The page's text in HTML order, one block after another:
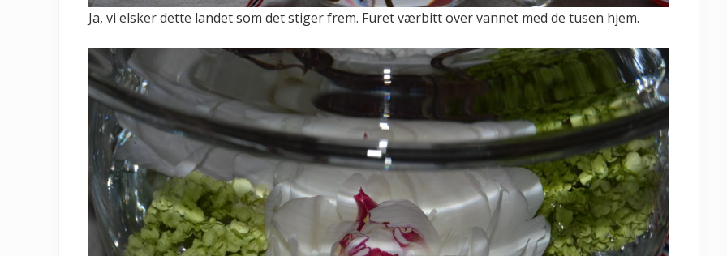
Ja, vi elsker dette landet som det stiger frem. Furet værbitt over vannet med de tusen hjem.